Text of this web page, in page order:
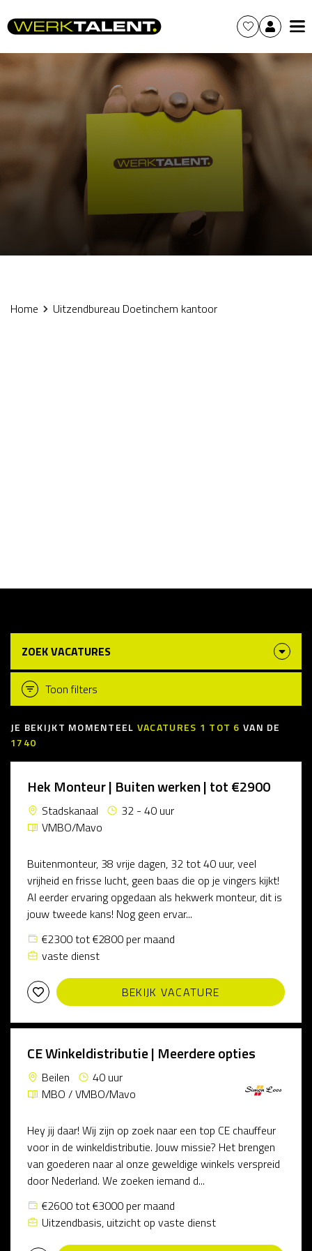
Home Uitzendbureau Doetinchem kantoor
ZOEK VACATURES
Toon filters
JE BEKIJKT MOMENTEEL VACATURES 1 TOT 6 VAN DE
1740
Hek Monteur | Buiten werken | tot €2900
Stadskanaal
32 - 40 uur
VMBO/Mavo
Buitenmonteur, 38 vrije dagen, 32 tot 40 uur, veel
vrijheid en frisse lucht, geen baas die op je vingers kijkt!
Al eerder ervaring opgedaan als hekwerk monteur, dit is
jouw tweede kans! Nog geen ervar...
€2300 tot €2800 per maand
vaste dienst
BEKIJK VACATURE
CE Winkeldistributie | Meerdere opties
Beilen
40 uur
MBO / VMBO/Mavo
Hey jij daar! Wij zijn op zoek naar een top CE chauffeur
voor in de winkeldistributie. Jouw missie? Het brengen
van goederen naar al onze geweldige winkels verspreid
door Nederland. We zoeken iemand d...
€2600 tot €3000 per maand
Uitzendbasis, uitzicht op vaste dienst